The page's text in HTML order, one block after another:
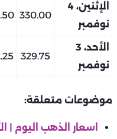
الإثنين، 4
نوفمبر
330.00
الأحد، 3
نوفمبر
329.75
موضوعات متعلقة: